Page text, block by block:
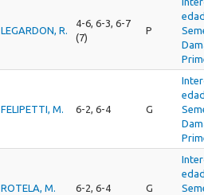
LEGARDON, R.
4-6, 6-3, 6-7
(7)
P
FELIPETTI, M. 6-2, 6-4 G
ROTELA, M. 6-2, 6-4 G